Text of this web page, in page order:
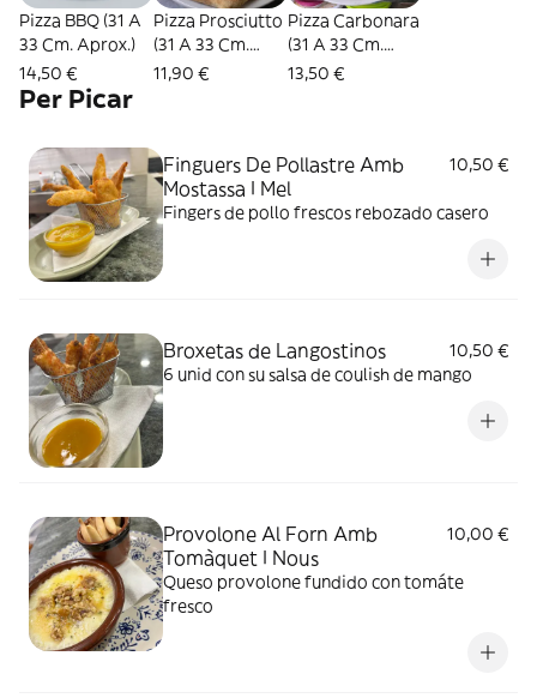
Pizza BBQ (31 A
33 Cm. Aprox.)
14,50 €
Pizza Prosciutto
(31 A 33 Cm.
Aprox.)
11,90 €
Pizza Carbonara
(31 A 33 Cm.
Aprox.)
13,50 €
Per Picar
Finguers De Pollastre Amb
Mostassa I Mel
10,50 €
Fingers de pollo frescos rebozado casero
Broxetas de Langostinos
10,50 €
6 unid con su salsa de coulish de mango
Provolone Al Forn Amb
Tomàquet I Nous
10,00 €
Queso provolone fundido con tomáte
fresco